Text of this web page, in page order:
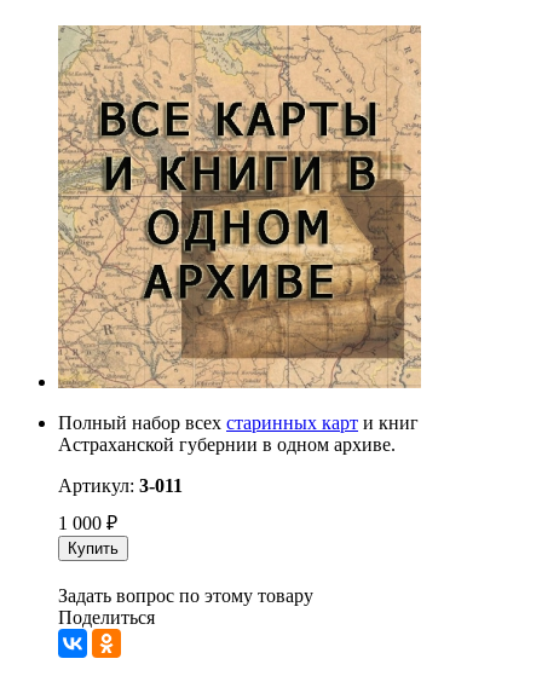
Полный набор всех старинных карт и книг
Астраханской губернии в одном архиве.
Артикул: 3-011
1 000 ₽
Купить
Задать вопрос по этому товару
Поделиться